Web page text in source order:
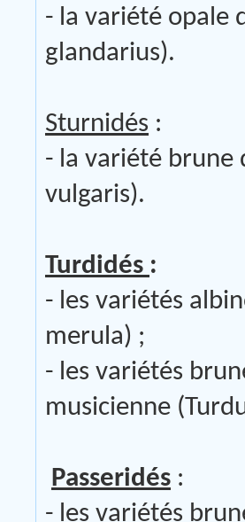
- la variété opale
glandarius).
Sturnidés :
- la variété brune
vulgaris).
Turdidés :
- les variétés
merula) ;
- les variétés
musicienne
Passeridés :
- les variétés